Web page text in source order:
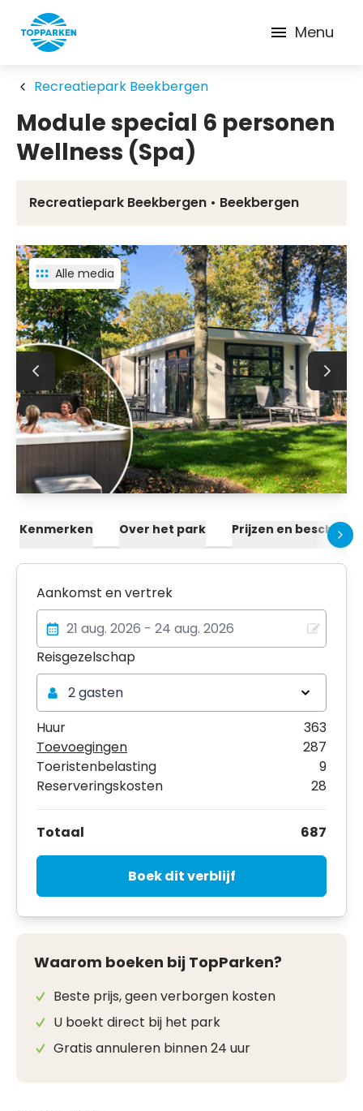
Menu
Recreatiepark Beekbergen
Module special 6 personen
Wellness (Spa)
Recreatiepark Beekbergen • Beekbergen
Alle media
Kenmerken Over het park Prijzen en
Aankomst en vertrek
Reisgezelschap
Reisgezelschap
2 gasten
Huur
363
Toevoegingen
287
Toeristenbelasting
9
Reserveringskosten
28
Totaal 687
Boek dit verblijf
Waarom boeken bij TopParken?
Beste prijs, geen verborgen kosten
U boekt direct bij het park
Gratis annuleren binnen 24 uur